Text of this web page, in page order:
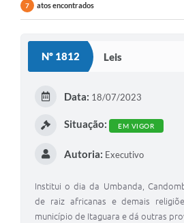
7 atos encontrados
Nº 1812 Leis
Data: 18/07/2023
Situação: EM VIGOR
Autoria: Executivo
Institui o dia da Umbanda,
de raiz africanas e demais
município de Itaguara e dá outras